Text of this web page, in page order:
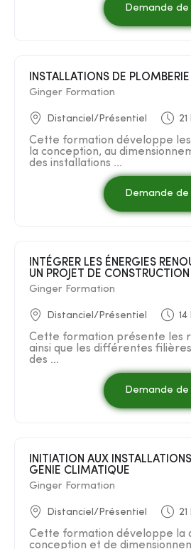
Demande
INSTALLATIONS DE
Ginger Formation
Distanciel/Présentiel 21
Cette formation développe
la conception, au
des installations ...
Demande
UN PROJET DE CONSTRUCTION
Ginger Formation
Distanciel/Présentiel 14
Cette formation présente les
ainsi que les différentes
des ...
Demande
GENIE CLIMATIQUE
Ginger Formation
Distanciel/Présentiel 21
Cette formation développe la
conception et de